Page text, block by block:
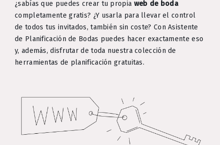
¿sabías que puedes crear tu propia web de boda
completamente gratis? ¿Y usarla para llevar el control
de todos tus invitados, también sin coste? Con Asistente
de Planificación de Bodas puedes hacer exactamente eso
y, además, disfrutar de toda nuestra colección de
herramientas de planificación gratuitas.